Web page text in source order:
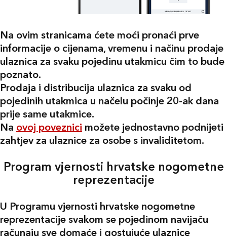
Na ovim stranicama ćete moći pronaći prve
informacije o cijenama, vremenu i načinu prodaje
ulaznica za svaku pojedinu utakmicu čim to bude
poznato.
Prodaja i distribucija ulaznica za svaku od
pojedinih utakmica u načelu počinje 20-ak dana
prije same utakmice.
Na ovoj poveznici možete jednostavno podnijeti
zahtjev za ulaznice za osobe s invaliditetom.
Program vjernosti hrvatske nogometne
reprezentacije
U Programu vjernosti hrvatske nogometne
reprezentacije svakom se pojedinom navijaču
računaju sve domaće i gostujuće ulaznice